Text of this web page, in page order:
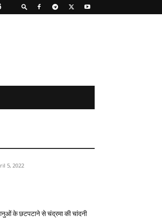
5, 2022
के छटपटाने से चंद्रमा की चांदनी